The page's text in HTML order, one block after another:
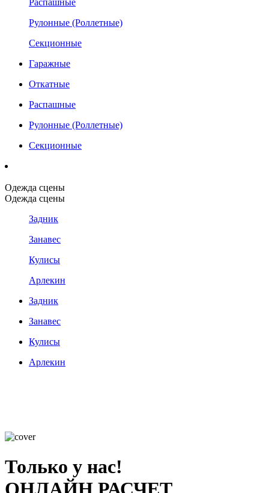
Распашные
Рулонные (Роллетные)
Секционные
Гаражные
Откатные
Распашные
Рулонные (Роллетные)
Секционные
Одежда сцены
Одежда сцены
Задник
Занавес
Кулисы
Арлекин
Задник
Занавес
Кулисы
Арлекин
Только у нас!
ОНЛАЙН РАСЧЕТ